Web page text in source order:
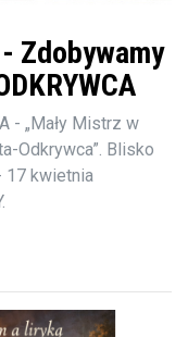
Zdobywamy
- „Mały Mistrz w
Odkrywca”. Blisko
17 kwietnia